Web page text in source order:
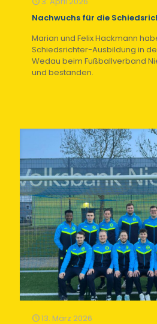
Nachwuchs für die
Marian und Felix Hackmann
Schiedsrichter-Ausbildung in
Wedau beim Fußballverband
und bestanden.
13. März 2026